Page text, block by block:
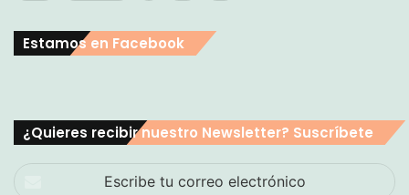
Estamos en Facebook
¿Quieres recibir nuestro Newsletter? Suscríbete